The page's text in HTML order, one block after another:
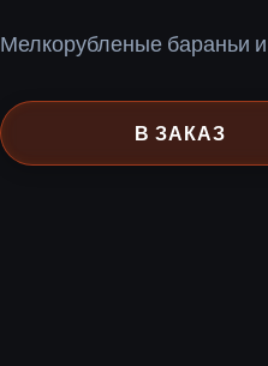
Мелкорубленые бараньи
В ЗАКАЗ